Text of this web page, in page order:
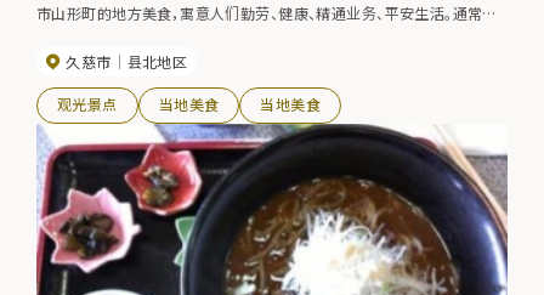
市山形町的地方美食，寓意人们勤劳、健康、精通业务、平安生活。通常在
久慈市
县北地区
观光景点 当地美食 当地美食